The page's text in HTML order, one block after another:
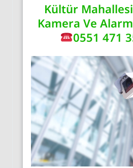
Kültür
Kamera Ve
0551 471